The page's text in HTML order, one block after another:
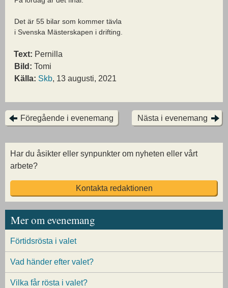
Det är 55 bilar som kommer tävla
i Svenska Mästerskapen i drifting.
Text: Pernilla
Bild: Tomi
Källa: Skb, 13 augusti, 2021
Föregående i evenemang Nästa i evenemang
Har du åsikter eller synpunkter om nyheten eller vårt
arbete?
Kontakta redaktionen
Mer om evenemang
Förtidsrösta i valet
Vad händer efter valet?
Vilka får rösta i valet?